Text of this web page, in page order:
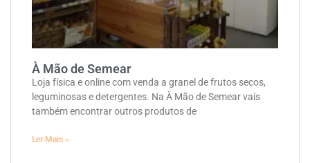
À Mão de Semear
Loja física e online com venda a granel de frutos secos,
leguminosas e detergentes. Na À Mão de Semear vais
também encontrar outros produtos de
Ler Mais »